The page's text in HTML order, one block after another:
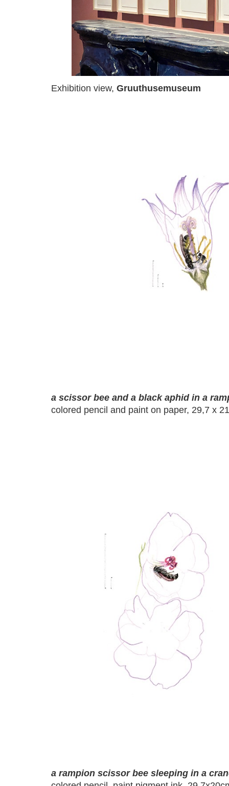
Exhibition view, Gruuthusemuseum
a scissor bee and a black aphid in a
colored pencil and paint on paper, 29,7 x
a rampion scissor bee sleeping in a